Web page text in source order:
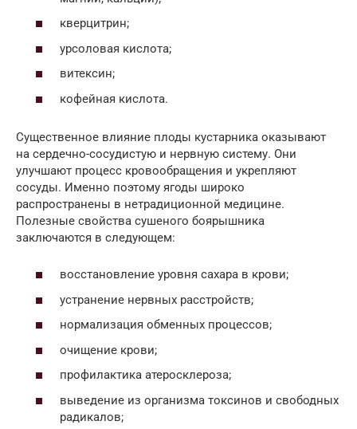
кверцитрин;
урсоловая кислота;
витексин;
кофейная кислота.
Существенное влияние плоды кустарника оказывают
на сердечно-сосудистую и нервную систему. Они
улучшают процесс кровообращения и укрепляют
сосуды. Именно поэтому ягоды широко
распространены в нетрадиционной медицине.
Полезные свойства сушеного боярышника
заключаются в следующем:
восстановление уровня сахара в крови;
устранение нервных расстройств;
нормализация обменных процессов;
очищение крови;
профилактика атеросклероза;
выведение из организма токсинов и свободных
радикалов;